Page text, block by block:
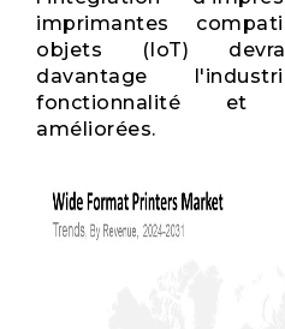
imprimantes
objets (IoT)
davantage
fonctionnalité et
améliorées.